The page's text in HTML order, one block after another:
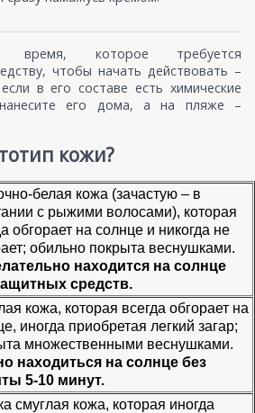
время, которое требуется
чтобы начать действовать –
в его составе есть химические
его дома, а на пляже –
кожи?
белая кожа (зачастую – в
с рыжими волосами), которая
обгорает на солнце и никогда не
обильно покрыта веснушками.
находится на солнце
средств.
кожа, которая всегда обгорает на
иногда приобретая легкий загар;
множественными веснушками.
находиться на солнце без
5-10 минут.
смуглая кожа, которая иногда